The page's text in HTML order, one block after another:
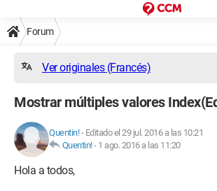
Forum
Ver originales (Francés)
Mostrar múltiples valores
Quentin!- Editado el 29 jul. 2016 a las 10:21
Quentin!- 1 ago. 2016 a las 11:20
Hola a todos,